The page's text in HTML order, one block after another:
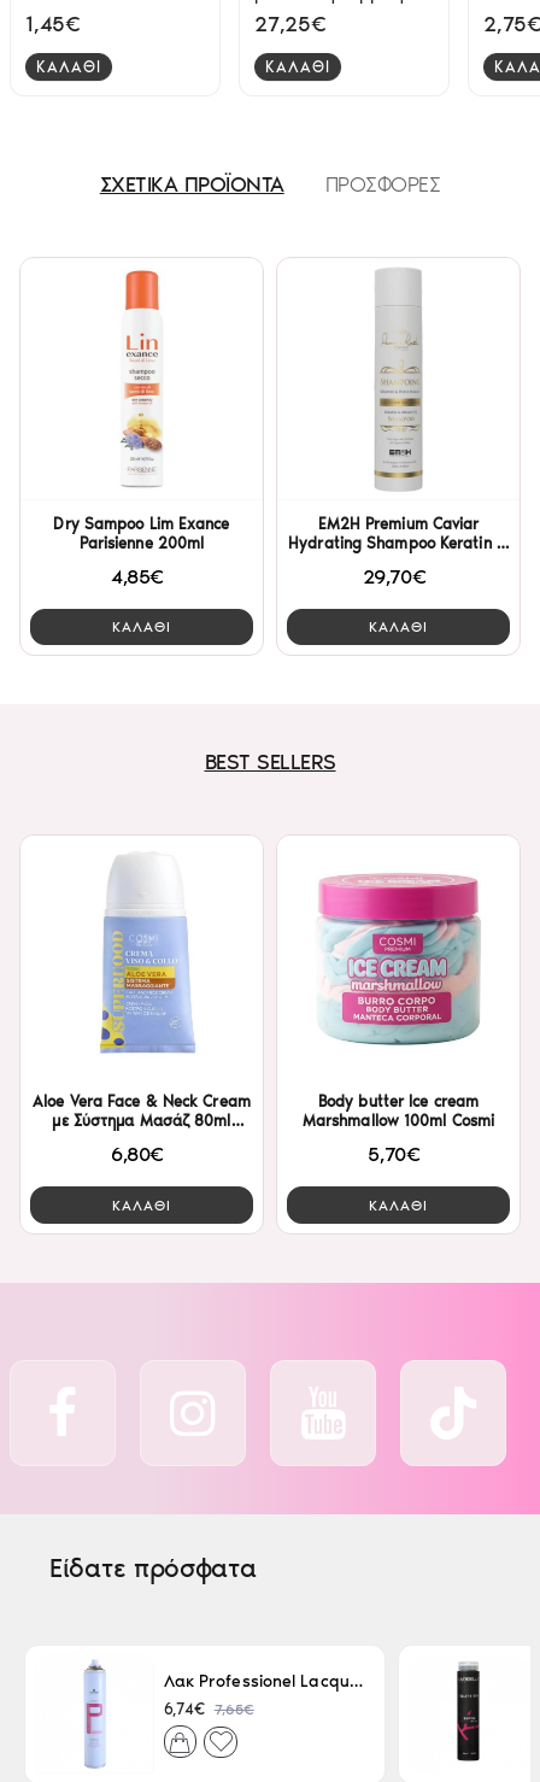
1,45€
ΚΑΛΑΘΙ
βούρτσα μαλλιών
MAESTRI 3VE 1449
27,25€
ΚΑΛΑΘΙ
ΣΧΕΤΙΚΑ ΠΡΟΪΟΝΤΑ ΠΡΟΣΦΟΡΕΣ
Dry Sampoo Lim Exance
Parisienne 200ml
4,85€
ΚΑΛΑΘΙ
EM2H Premium Caviar
Hydrating Shampoo Keratin &
29,70€
ΚΑΛΑΘΙ
BEST SELLERS
Aloe Vera Face & Neck Cream
με Σύστημα Μασάζ 80ml
6,80€
ΚΑΛΑΘΙ
Body butter Ice cream
Marshmallow 100ml Cosmi
5,70€
ΚΑΛΑΘΙ
Είδατε πρόσφατα
Λακ Professionel Lacque Super Strong 500ml
6,74€ 7,65€